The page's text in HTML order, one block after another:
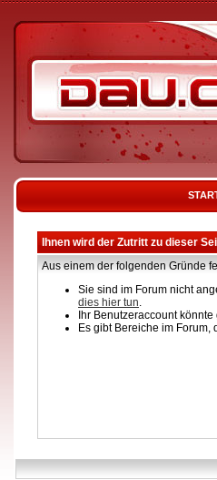
Ihnen wird der Zutritt zu dieser
Aus einem der folgenden Gründe
Sie sind im Forum nicht
dies hier tun.
Ihr Benutzeraccount
Es gibt Bereiche im